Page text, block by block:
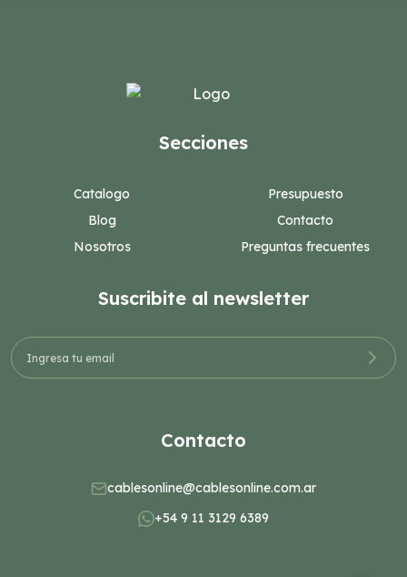
Secciones
Catalogo
Blog
Nosotros
Presupuesto
Contacto
Preguntas frecuentes
Suscribite al newsletter
Contacto
cablesonline@cablesonline.com.ar
+54 9 11 3129 6389